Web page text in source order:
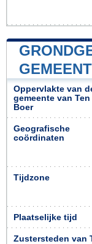
Oppervlakte van
gemeente van Ten
Boer
Geografische
coördinaten
Tijdzone
Plaatselijke tijd
Zustersteden van